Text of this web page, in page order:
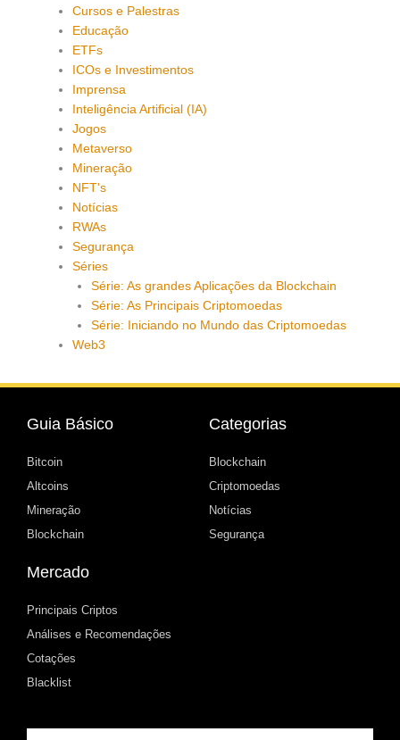
Cursos e Palestras
Educação
ETFs
ICOs e Investimentos
Imprensa
Inteligência Artificial (IA)
Jogos
Metaverso
Mineração
NFT's
Notícias
RWAs
Segurança
Séries
Série: As grandes Aplicações da Blockchain
Série: As Principais Criptomoedas
Série: Iniciando no Mundo das Criptomoedas
Web3
Guia Básico
Bitcoin
Altcoins
Mineração
Blockchain
Categorias
Blockchain
Criptomoedas
Notícias
Segurança
Mercado
Principais Criptos
Análises e Recomendações
Cotações
Blacklist